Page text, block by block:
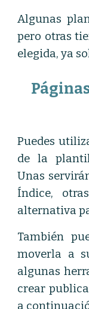
Algunas
pero otras
elegida, ya
Puedes
de la
Unas
Índice,
alternativa
También
moverla a
algunas
crear
a